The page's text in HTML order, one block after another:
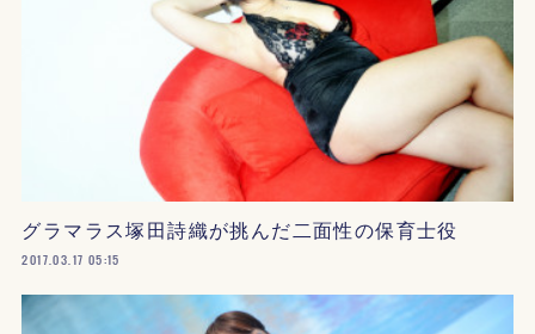
グラマラス塚田詩織が挑んだ二面性の保育士役
2017.03.17 05:15